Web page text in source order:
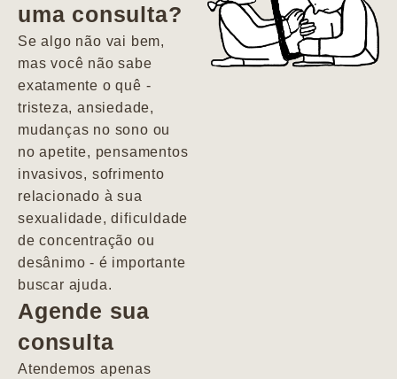
depressão e
agitação com
pensamentos
uma consulta?
Se algo não vai bem,
mas você não sabe
exatamente o quê -
tristeza, ansiedade,
mudanças no sono ou
no apetite, pensamentos
invasivos, sofrimento
relacionado à sua
sexualidade, dificuldade
de concentração ou
desânimo - é importante
buscar ajuda.
Agende sua
consulta
Atendemos apenas